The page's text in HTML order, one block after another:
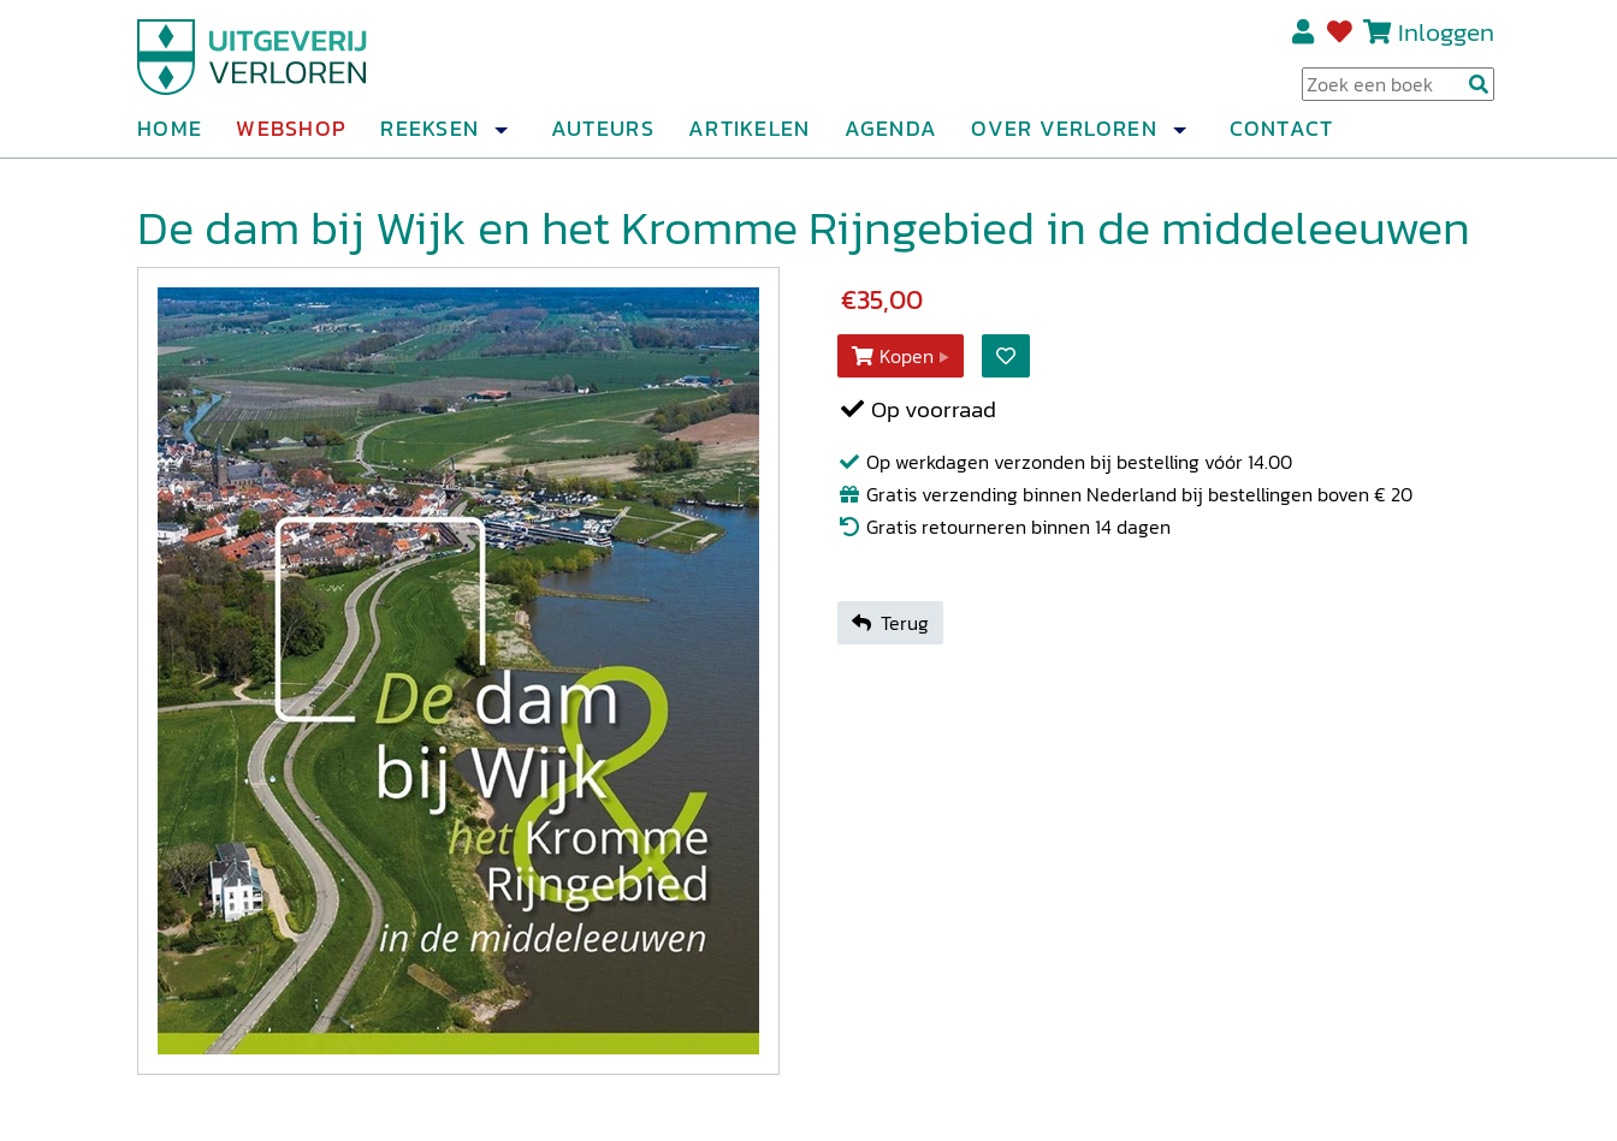
Inloggen
HOME WEBSHOP REEKSEN AUTEURS ARTIKELEN AGENDA OVER VERLOREN CONTACT
De dam bij Wijk en het Kromme Rijngebied in de middeleeuwen
€35,00
Kopen
Op voorraad
Op werkdagen verzonden bij bestelling vóór 14.00
Gratis verzending binnen Nederland bij bestellingen boven € 20
Gratis retourneren binnen 14 dagen
Terug